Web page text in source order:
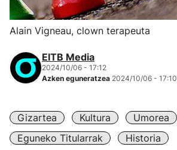
Alain Vigneau, clown terapeuta
EITB Media
2024/10/06 - 17:12
Azken eguneratzea 2024/10/06 - 17:10
Gizartea Kultura
Umorea
Eguneko Titularrak
Historia